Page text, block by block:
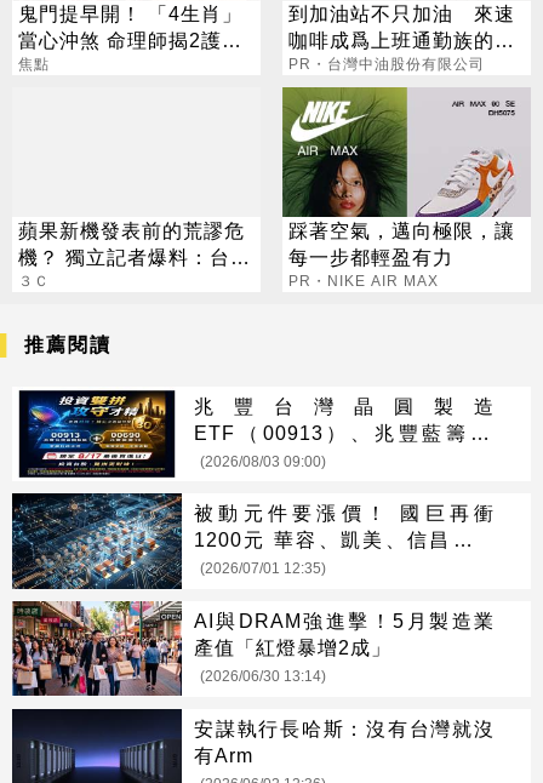
鬼門提早開！ 「4生肖」
當心沖煞 命理師揭2護身
法寶
焦點
到加油站不只加油 來速
咖啡成爲上班通勤族的新
選擇
PR・台灣中油股份有限公司
蘋果新機發表前的荒謬危
機？ 獨立記者爆料：台積
電在等DRAM
３Ｃ
踩著空氣，邁向極限，讓
每一步都輕盈有力
PR・NIKE AIR MAX
推薦閱讀
兆豐台灣晶圓製造
ETF（00913）、兆豐藍籌30
ETF（00690） 最新配息時程出
(2026/08/03 09:00)
被動元件要漲價！ 國巨再衝
1200元 華容、凱美、信昌電全
亮燈
(2026/07/01 12:35)
AI與DRAM強進擊！5月製造業
產值「紅燈暴增2成」
(2026/06/30 13:14)
安謀執行長哈斯：沒有台灣就沒
有Arm